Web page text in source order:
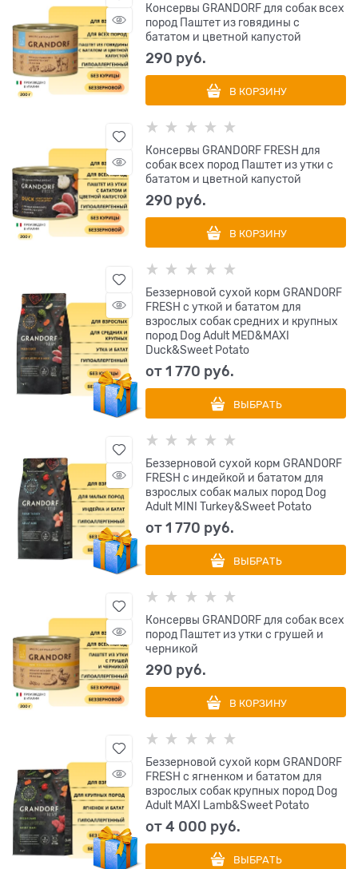
Консервы GRANDORF для собак всех
пород Паштет из говядины с
бататом и цветной капустой
290 руб.
В КОРЗИНУ
Консервы GRANDORF FRESH для
собак всех пород Паштет из утки с
бататом и цветной капустой
290 руб.
В КОРЗИНУ
Беззерновой сухой корм GRANDORF
FRESH с уткой и бататом для
взрослых собак средних и крупных
пород Dog Adult MED&MAXI
Duck&Sweet Potato
от1 770 руб.
ВЫБРАТЬ
Беззерновой сухой корм GRANDORF
FRESH с индейкой и бататом для
взрослых собак малых пород Dog
Adult MINI Turkey&Sweet Potato
от1 770 руб.
ВЫБРАТЬ
Консервы GRANDORF для собак всех
пород Паштет из утки с грушей и
черникой
290 руб.
В КОРЗИНУ
Беззерновой сухой корм GRANDORF
FRESH с ягненком и бататом для
взрослых собак крупных пород Dog
Adult MAXI Lamb&Sweet Potato
от4 000 руб.
ВЫБРАТЬ